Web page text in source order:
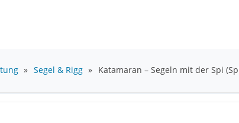
» Segel & Rigg » Katamaran – Segeln mit der Spi